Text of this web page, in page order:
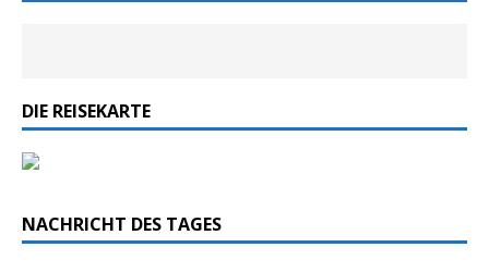
DIE REISEKARTE
NACHRICHT DES TAGES